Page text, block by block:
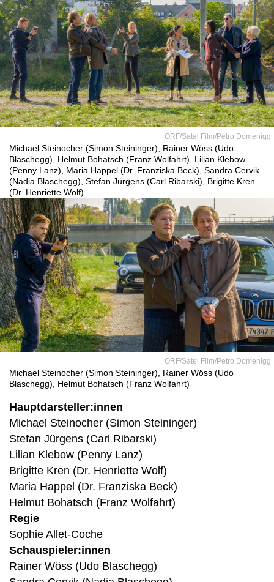
ORF/Satel Film/Petro Domenigg
Michael Steinocher (Simon Steininger), Rainer Wöss (Udo
Blaschegg), Helmut Bohatsch (Franz Wolfahrt), Lilian Klebow
(Penny Lanz), Maria Happel (Dr. Franziska Beck), Sandra Cervik
(Nadia Blaschegg), Stefan Jürgens (Carl Ribarski), Brigitte Kren
(Dr. Henriette Wolf)
ORF/Satel Film/Petro Domenigg
Michael Steinocher (Simon Steininger), Rainer Wöss (Udo
Blaschegg), Helmut Bohatsch (Franz Wolfahrt)
Hauptdarsteller:innen
Michael Steinocher (Simon Steininger)
Stefan Jürgens (Carl Ribarski)
Lilian Klebow (Penny Lanz)
Brigitte Kren (Dr. Henriette Wolf)
Maria Happel (Dr. Franziska Beck)
Helmut Bohatsch (Franz Wolfahrt)
Regie
Sophie Allet-Coche
Schauspieler:innen
Rainer Wöss (Udo Blaschegg)